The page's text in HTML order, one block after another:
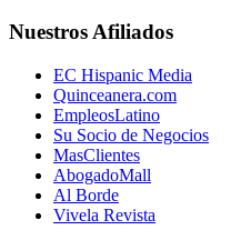
Nuestros Afiliados
EC Hispanic Media
Quinceanera.com
EmpleosLatino
Su Socio de Negocios
MasClientes
AbogadoMall
Al Borde
Vivela Revista